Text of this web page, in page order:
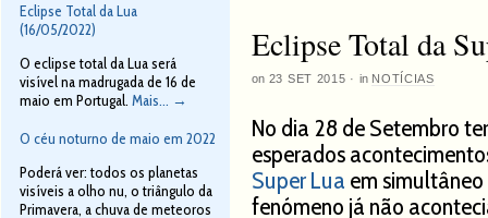
Eclipse Total da
on 23 SET 2015 · in NOTÍCIAS
No dia 28 de Setembro
esperados
Super Lua em
fenómeno já não
Eclipse Total da Lua
(16/05/2022)
O eclipse total da Lua será
visível na madrugada de 16 de
maio em Portugal.Mais... →
O céu noturno de maio em 2022
Poderá ver: todos os planetas
visíveis a olho nu, o triângulo da
Primavera, a chuva de meteoros